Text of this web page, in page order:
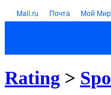
Mail.ru Почта Мой Мир
Rating >